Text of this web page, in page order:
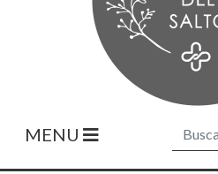
MENU